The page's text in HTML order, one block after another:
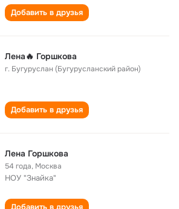
Добавить в друзья
Лена🔥 Горшкова
г. Бугуруслан (Бугурусланский район)
Добавить в друзья
Лена Горшкова
54 года, Москва
НОУ "Знайка"
Добавить в друзья